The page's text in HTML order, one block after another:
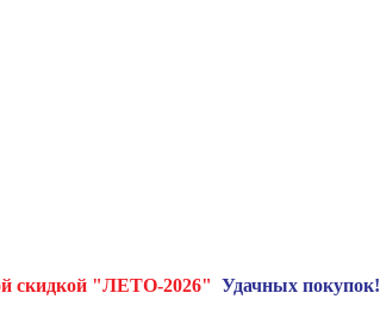
скидкой "ЛЕТО-2026" Удачных покупок!